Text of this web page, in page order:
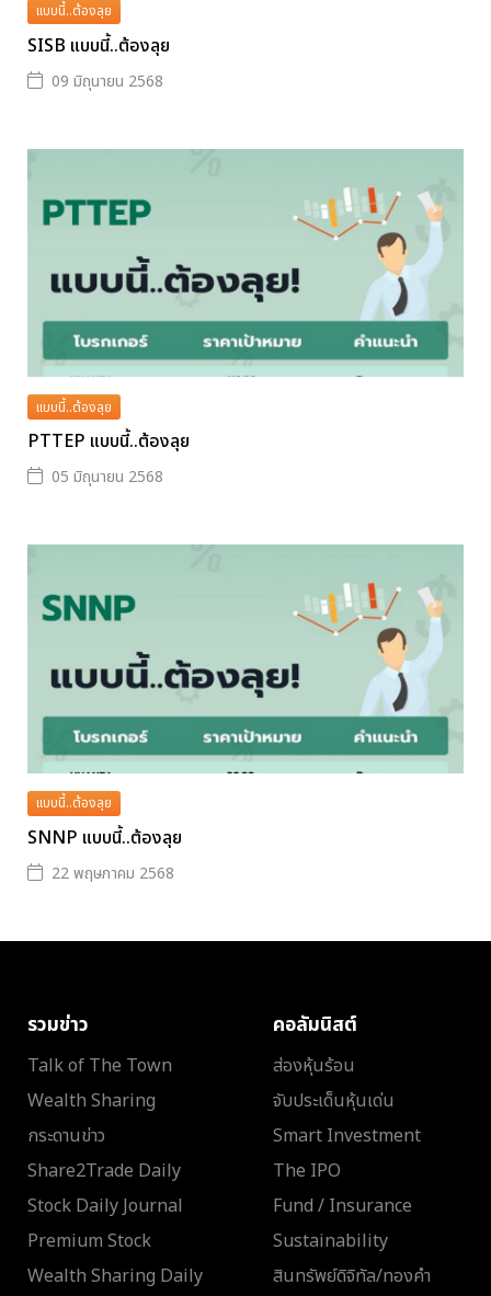
แบบนี้..ต้องลุย
SISB แบบนี้..ต้องลุย
09 มิถุนายน 2568
แบบนี้..ต้องลุย
PTTEP แบบนี้..ต้องลุย
05 มิถุนายน 2568
แบบนี้..ต้องลุย
SNNP แบบนี้..ต้องลุย
22 พฤษภาคม 2568
รวมข่าว
Talk of The Town
Wealth Sharing
กระดานข่าว
Share2Trade Daily
Stock Daily Journal
Premium Stock
Wealth Sharing Daily
คอลัมนิสต์
ส่องหุ้นร้อน
จับประเด็นหุ้นเด่น
Smart Investment
The IPO
Fund / Insurance
Sustainability
สินทรัพย์ดิจิทัล/ทองคำ